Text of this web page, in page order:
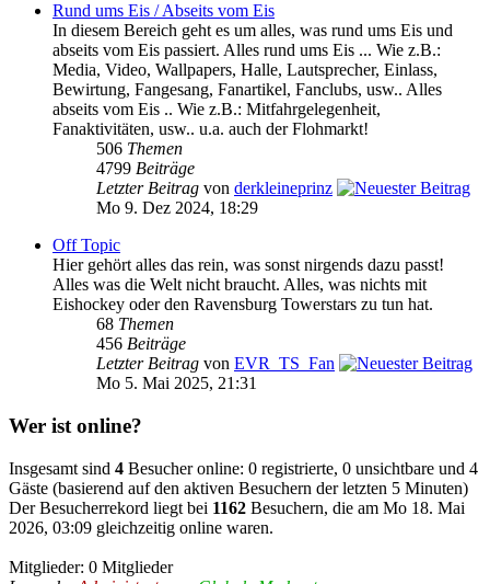
Rund ums Eis / Abseits vom Eis
In diesem Bereich geht es um alles, was rund ums Eis und
abseits vom Eis passiert. Alles rund ums Eis ... Wie z.B.:
Media, Video, Wallpapers, Halle, Lautsprecher, Einlass,
Bewirtung, Fangesang, Fanartikel, Fanclubs, usw.. Alles
abseits vom Eis .. Wie z.B.: Mitfahrgelegenheit,
Fanaktivitäten, usw.. u.a. auch der Flohmarkt!
506 Themen
4799 Beiträge
Letzter Beitrag von derkleineprinz
Mo 9. Dez 2024, 18:29
Off Topic
Hier gehört alles das rein, was sonst nirgends dazu passt!
Alles was die Welt nicht braucht. Alles, was nichts mit
Eishockey oder den Ravensburg Towerstars zu tun hat.
68 Themen
456 Beiträge
Letzter Beitrag von EVR_TS_Fan
Mo 5. Mai 2025, 21:31
Wer ist online?
Insgesamt sind 4 Besucher online: 0 registrierte, 0 unsichtbare und 4
Gäste (basierend auf den aktiven Besuchern der letzten 5 Minuten)
Der Besucherrekord liegt bei 1162 Besuchern, die am Mo 18. Mai
2026, 03:09 gleichzeitig online waren.
Mitglieder: 0 Mitglieder